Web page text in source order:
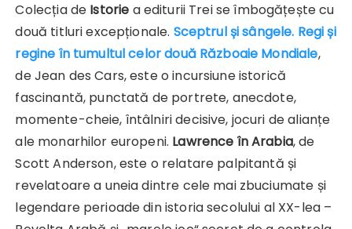
Colecția de Istorie a editurii Trei se îmbogățește cu
două titluri excepționale. Sceptrul și sângele. Regi și
regine în tumultul celor două Războaie Mondiale,
de Jean des Cars, este o incursiune istorică
fascinantă, punctată de portrete, anecdote,
momente-cheie, întâlniri decisive, jocuri de alianțe
ale monarhilor europeni. Lawrence în Arabia, de
Scott Anderson, este o relatare palpitantă și
revelatoare a uneia dintre cele mai zbuciumate și
legendare perioade din istoria secolului al XX-lea –